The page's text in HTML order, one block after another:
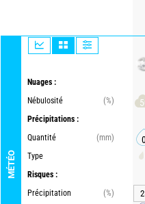
MÉTÉO
Nuages :
Nébulosité
(%)
Précipitations :
Quantité
(mm)
Type
Risques :
Précipitation
(%)